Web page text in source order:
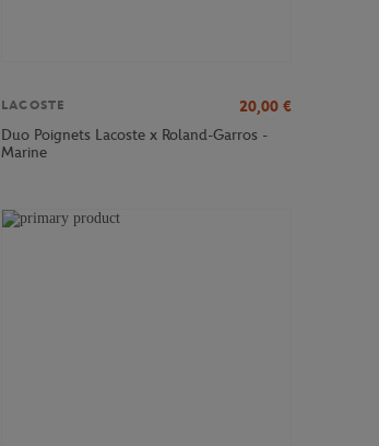
LACOSTE 20,00 €
Duo Poignets Lacoste x Roland-Garros -
Marine